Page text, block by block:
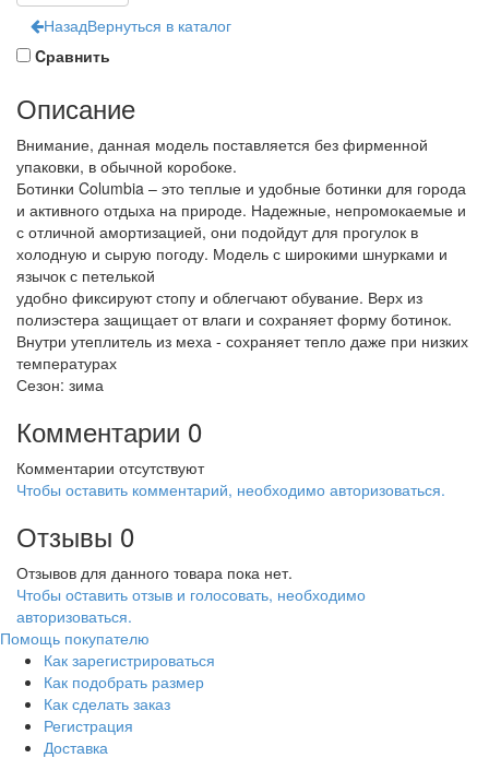
НазадВернуться в каталог
Cравнить
Описание
Внимание, данная модель поставляется без фирменной
упаковки, в обычной коробоке.
Ботинки Columbia – это теплые и удобные ботинки для города
и активного отдыха на природе. Надежные, непромокаемые и
с отличной амортизацией, они подойдут для прогулок в
холодную и сырую погоду. Модель с широкими шнурками и
язычок с петелькой
удобно фиксируют стопу и облегчают обувание. Верх из
полиэстера защищает от влаги и сохраняет форму ботинок.
Внутри утеплитель из меха - сохраняет тепло даже при низких
температурах
Сезон: зима
Комментарии 0
Комментарии отсутствуют
Чтобы оставить комментарий, необходимо авторизоваться.
Отзывы 0
Отзывов для данного товара пока нет.
Чтобы оcтавить отзыв и голосовать, необходимо
авторизоваться.
Помощь покупателю
Как зарегистрироваться
Как подобрать размер
Как сделать заказ
Регистрация
Доставка